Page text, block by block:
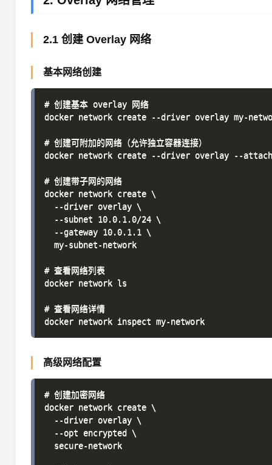
2.1 创建 Overlay 网络
基本网络创建
# 创建基本 overlay 网络
docker network create --driver overlay my-
# 创建可附加的网络（允许独立容器连接）
docker network create --driver overlay --
# 创建带子网的网络
docker network create \
  --driver overlay \
  --subnet 10.0.1.0/24 \
  --gateway 10.0.1.1 \
  my-subnet-network
# 查看网络列表
docker network ls
# 查看网络详情
高级网络配置
# 创建加密网络
docker network create \
  --driver overlay \
  --opt encrypted \
  secure-network